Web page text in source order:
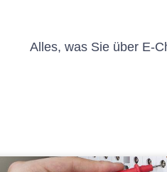
Alles, was Sie über E-